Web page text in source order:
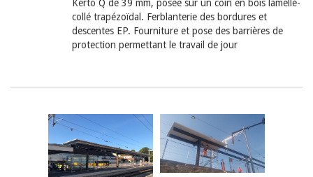
Kerto Q de 39 mm, posée sur un coin en bois lamellé-
collé trapézoïdal. Ferblanterie des bordures et
descentes EP. Fourniture et pose des barrières de
protection permettant le travail de jour